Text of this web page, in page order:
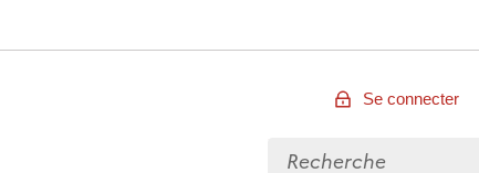
Se connecter
Rechercher des données